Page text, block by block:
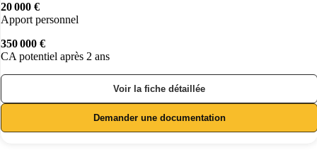
20 000 €
Apport personnel
350 000 €
CA potentiel après 2 ans
Voir la fiche détaillée
Demander une documentation